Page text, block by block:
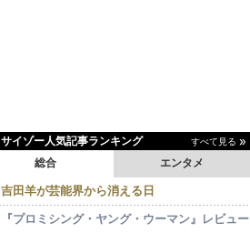
サイゾー人気記事ランキング すべて見る
エンタメ
総合
吉田羊が芸能界から消える日
『プロミシング・ヤング・ウーマン』レビュー